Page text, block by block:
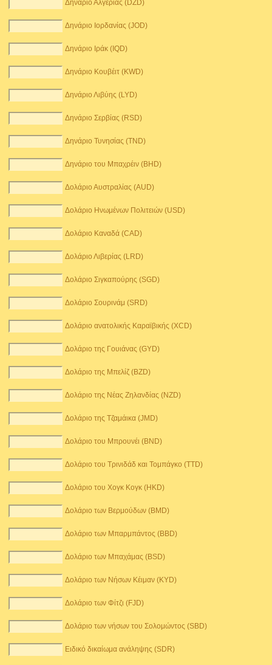
Δηνάριο Αλγερίας (DZD)
Δηνάριο Ιορδανίας (JOD)
Δηνάριο Ιράκ (IQD)
Δηνάριο Κουβέιτ (KWD)
Δηνάριο Λιβύης (LYD)
Δηνάριο Σερβίας (RSD)
Δηνάριο Τυνησίας (TND)
Δηνάριο του Μπαχρέιν (BHD)
Δολάριο Αυστραλίας (AUD)
Δολάριο Ηνωμένων Πολιτειών (USD)
Δολάριο Καναδά (CAD)
Δολάριο Λιβερίας (LRD)
Δολάριο Σιγκαπούρης (SGD)
Δολάριο Σουρινάμ (SRD)
Δολάριο ανατολικής Καραϊβικής (XCD)
Δολάριο της Γουιάνας (GYD)
Δολάριο της Μπελίζ (BZD)
Δολάριο της Νέας Ζηλανδίας (NZD)
Δολάριο της Τζαμάικα (JMD)
Δολάριο του Μπρουνέι (BND)
Δολάριο του Τρινιδάδ και Τομπάγκο (TTD)
Δολάριο του Χογκ Κογκ (HKD)
Δολάριο των Βερμούδων (BMD)
Δολάριο των Μπαρμπάντος (BBD)
Δολάριο των Μπαχάμας (BSD)
Δολάριο των Νήσων Κέιμαν (KYD)
Δολάριο των Φίτζι (FJD)
Δολάριο των νήσων του Σολομώντος (SBD)
Ειδικό δικαίωμα ανάληψης (SDR)